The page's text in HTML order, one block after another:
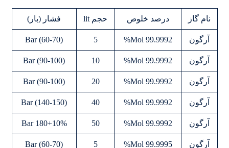
نام گاز درصد خلوص حجم lit فشار (بار)
آرگون 99.9992 Mol%
5
(60-70) Bar
آرگون 99.9992 Mol%
10
(90-100) Bar
آرگون 99.9992 Mol%
20
(90-100) Bar
آرگون 99.9992 Mol%
40
(140-150) Bar
آرگون 99.9992 Mol%
50
180+10% Bar
آرگون 99.9995 Mol%
5
(60-70) Bar